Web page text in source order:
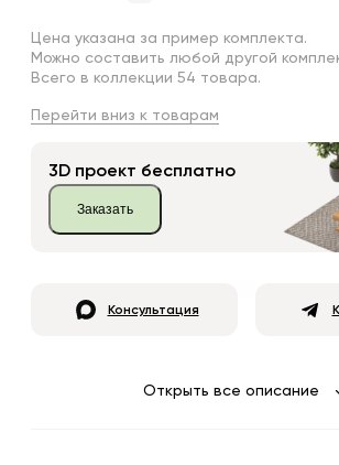
Цена указана за пример комплекта.
Можно составить любой другой
Всего в коллекции 54 товара.
Перейти вниз к товарам
3D проект бесплатно
Заказать
Консультация
Открыть все описание